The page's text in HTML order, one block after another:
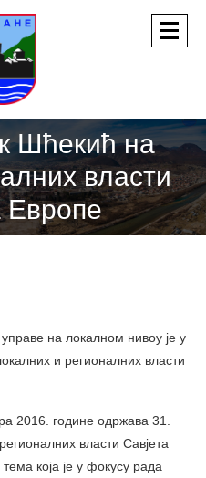
Шћекић на
власти
Европе
на локалном нивоу је у
и регионалних власти
2016. године одржава 31.
власти Савјета
која је у фокусу рада